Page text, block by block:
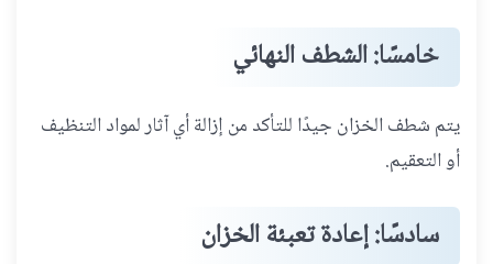
خامسًا: الشطف النهائي
يتم شطف الخزان جيدًا للتأكد من إزالة أي آثار لمواد التنظيف
أو التعقيم.
سادسًا: إعادة تعبئة الخزان